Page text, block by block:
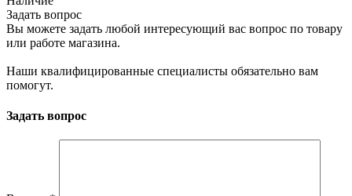
Задать вопрос
Вы можете задать любой интересующий вас вопрос по товару
или работе магазина.
Наши квалифицированные специалисты обязательно вам
помогут.
Задать вопрос